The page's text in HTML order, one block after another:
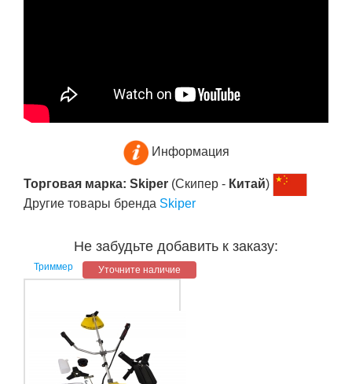
Информация
Торговая марка: Skiper (Скипер - Китай)
Другие товары бренда Skiper
Не забудьте добавить к заказу:
Уточните наличие
Триммер